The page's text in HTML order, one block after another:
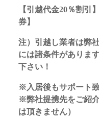
【引越代金20％割引
券】
注）引越し業者は弊
には諸条件がありま
下さい！
※入居後もサポート
※弊社提携先をご紹
は頂きません）